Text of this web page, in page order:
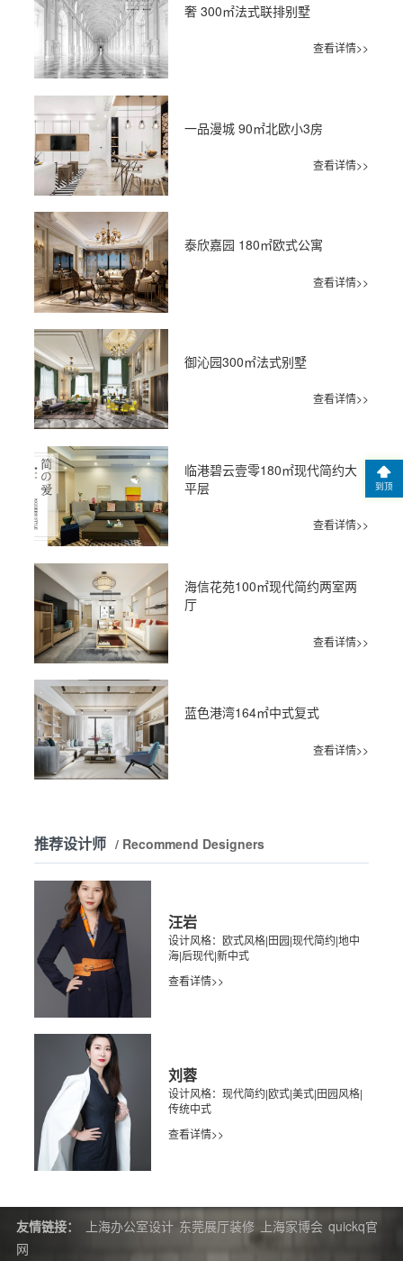
奢 300㎡法式联排别墅
查看详情>>
一品漫城 90㎡北欧小3房
查看详情>>
泰欣嘉园 180㎡欧式公寓
查看详情>>
御沁园300㎡法式别墅
查看详情>>
临港碧云壹零180㎡现代简约大
平层
查看详情>>
海信花苑100㎡现代简约两室两
厅
查看详情>>
蓝色港湾164㎡中式复式
查看详情>>
推荐设计师 / Recommend Designers
汪岩
设计风格：欧式风格|田园|现代简约|地中
海|后现代|新中式
查看详情>>
刘蓉
设计风格：现代简约|欧式|美式|田园风格|
传统中式
查看详情>>
友情链接： 上海办公室设计 东莞展厅装修 上海家博会 quickq官
网
到顶